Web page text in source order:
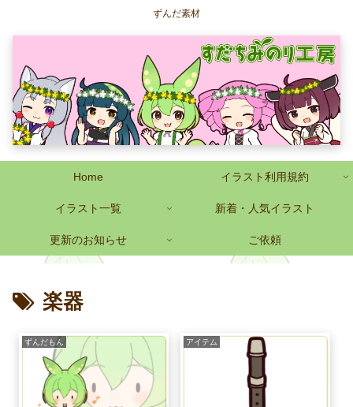
ずんだ素材
Home イラスト利用規約
イラスト一覧 新着・人気イラスト
更新のお知らせ ご依頼
楽器
ずんだもん アイテム